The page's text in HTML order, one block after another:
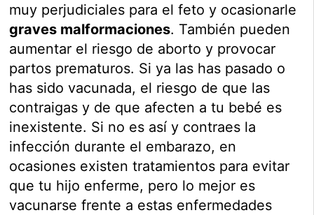
muy perjudiciales para el feto y ocasionarle
graves malformaciones. También pueden
aumentar el riesgo de aborto y provocar
partos prematuros. Si ya las has pasado o
has sido vacunada, el riesgo de que las
contraigas y de que afecten a tu bebé es
inexistente. Si no es así y contraes la
infección durante el embarazo, en
ocasiones existen tratamientos para evitar
que tu hijo enferme, pero lo mejor es
vacunarse frente a estas enfermedades